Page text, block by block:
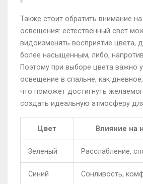
Также стоит обратить внимание
освещения: естественный свет
видоизменять восприятие цвета,
более насыщенным, либо,
Поэтому при выборе цвета важно
освещение в спальне, как
что поможет достигнуть
создать идеальную атмосферу
Цвет Влияние на
Зеленый Расслабление,
Синий Сонливость,